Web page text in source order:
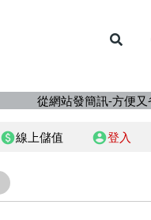
從網站發簡訊-方便又
paid線上儲值 account_circle登入